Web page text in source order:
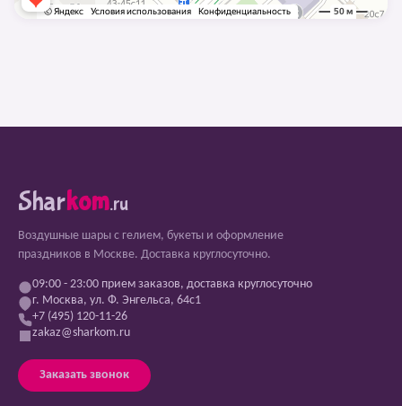
Sharkom.ru
Воздушные шары с гелием, букеты и оформление
праздников в Москве. Доставка круглосуточно.
09:00 - 23:00 прием заказов, доставка круглосуточно
г. Москва, ул. Ф. Энгельса, 64с1
+7 (495) 120-11-26
zakaz@sharkom.ru
Заказать звонок